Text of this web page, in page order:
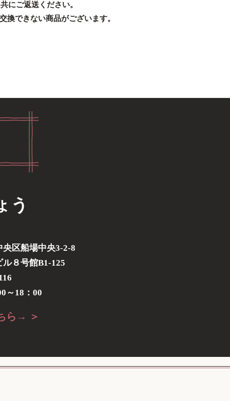
にご返送ください。
換できない商品がございます。
う
区船場中央3-2-8
８号館B1-125
～18：00
ら→ ＞